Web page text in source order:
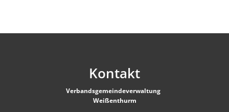
Kontakt
Verbandsgemeindeverwaltung
Weißenthurm